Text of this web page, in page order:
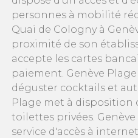
personnes à mobilité
Quai de Cologny à
proximité de son
accepte les cartes
paiement. Genève
déguster cocktails et
Plage met à disposition
toilettes privées.
service d'accès à